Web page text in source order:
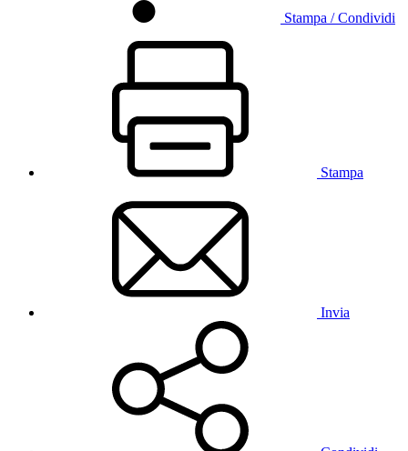
Stampa / Condividi
Stampa
Invia